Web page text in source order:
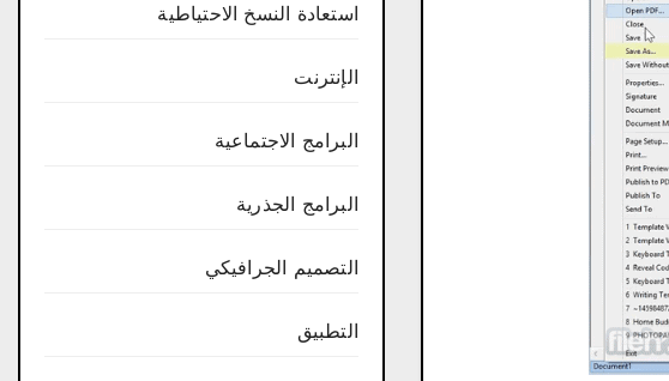
استعادة النسخ الاحتياطية
الإنترنت
البرامج الاجتماعية
البرامج الجذرية
التصميم الجرافيكي
التطبيق